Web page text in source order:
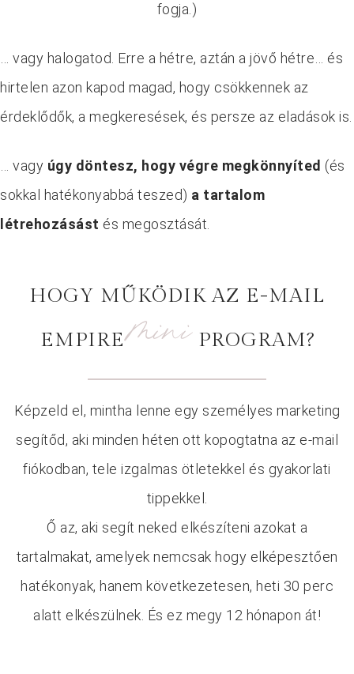
fogja.)
… vagy halogatod. Erre a hétre, aztán a jövő hétre… és
hirtelen azon kapod magad, hogy csökkennek az
érdeklődők, a megkeresések, és persze az eladások is.
… vagy úgy döntesz, hogy végre megkönnyíted (és
sokkal hatékonyabbá teszed) a tartalom
létrehozásást és megosztását.
HOGY MŰKÖDIK AZ E-MAIL
EMPIREmini PROGRAM?
Képzeld el, mintha lenne egy személyes marketing
segítőd, aki minden héten ott kopogtatna az e-mail
fiókodban, tele izgalmas ötletekkel és gyakorlati
tippekkel.
Ő az, aki segít neked elkészíteni azokat a
tartalmakat, amelyek nemcsak hogy elképesztően
hatékonyak, hanem következetesen, heti 30 perc
alatt elkészülnek. És ez megy 12 hónapon át!